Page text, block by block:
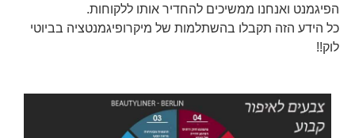
הפיגמנט ואנחנו ממשיכים להחדיר אותו ללקוחות.
כל הידע הזה תקבלו בהשתלמות של מיקרופיגמנטציה בביוטי
לוק!!